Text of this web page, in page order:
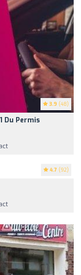
3.9 (48)
Du Permis
4.7 (92)